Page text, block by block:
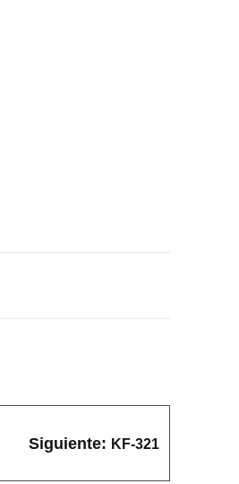
Siguiente: KF-321